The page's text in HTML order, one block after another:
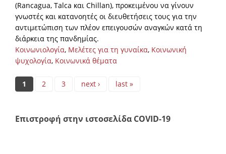
(Rancagua, Talca και Chillan), προκειμένου να γίνουν
γνωστές και κατανοητές οι διευθετήσεις τους για την
αντιμετώπιση των πλέον επειγουσών αναγκών κατά τη
διάρκεια της πανδημίας.
Κοινωνιολογία, Μελέτες για τη γυναίκα, Κοινωνική
ψυχολογία, Κοινωνικά θέματα
Pages
1 2 3 next › last »
Επιστροφή στην ιστοσελίδα COVID-19